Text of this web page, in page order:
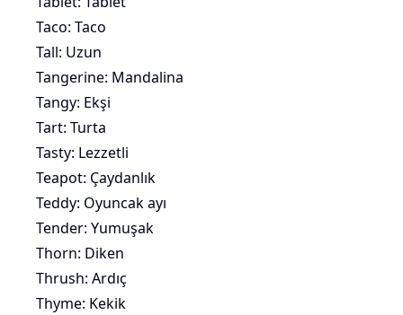
Taco: Taco
Tall: Uzun
Tangerine: Mandalina
Tangy: Ekşi
Tart: Turta
Tasty: Lezzetli
Teapot: Çaydanlık
Teddy: Oyuncakayı
Tender: Yumuşak
Thorn: Diken
Thrush: Ardıç
Thyme: Kekik